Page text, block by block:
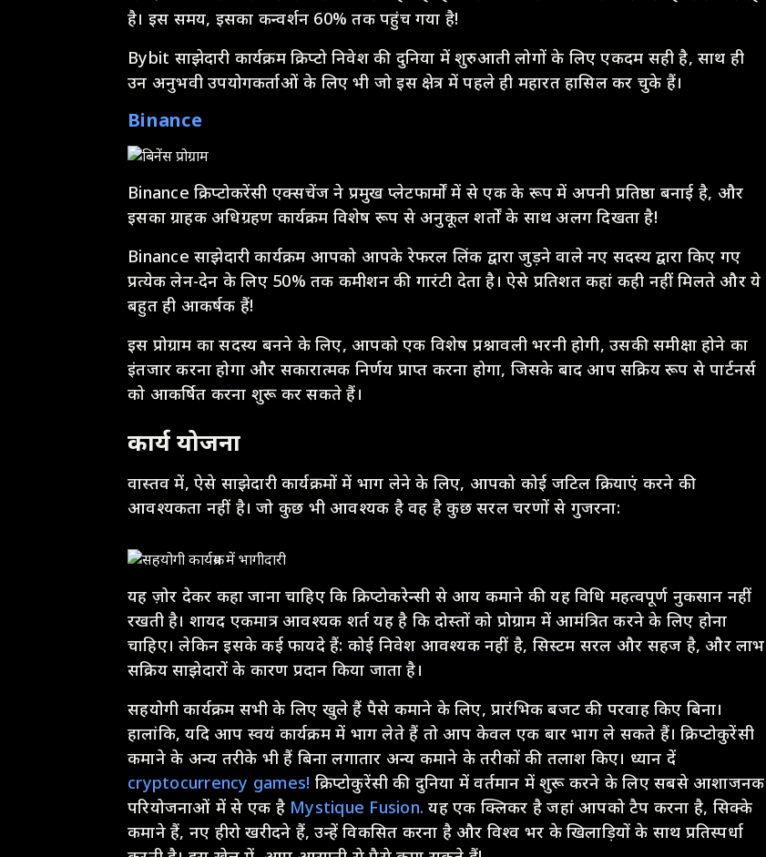
है। इस समय, इसका कन्वर्शन 60% तक पहुंच गया है!
Bybit साझेदारी कार्यक्रम क्रिप्टो निवेश की दुनिया में शुरुआती लोगों के लिए एकदम सही है, साथ ही
उन अनुभवी उपयोगकर्ताओं के लिए भी जो इस क्षेत्र में पहले ही महारत हासिल कर चुके हैं।
Binance
Binance क्रिप्टोकरेंसी एक्सचेंज ने प्रमुख प्लेटफार्मों में से एक के रूप में अपनी प्रतिष्ठा बनाई है, और
इसका ग्राहक अधिग्रहण कार्यक्रम विशेष रूप से अनुकूल शर्तों के साथ अलग दिखता है!
Binance साझेदारी कार्यक्रम आपको आपके रेफरल लिंक द्वारा जुड़ने वाले नए सदस्य द्वारा किए गए
प्रत्येक लेन-देन के लिए 50% तक कमीशन की गारंटी देता है। ऐसे प्रतिशत कहां कही नहीं मिलते और ये
बहुत ही आकर्षक हैं!
इस प्रोग्राम का सदस्य बनने के लिए, आपको एक विशेष प्रश्नावली भरनी होगी, उसकी समीक्षा होने का
इंतजार करना होगा और सकारात्मक निर्णय प्राप्त करना होगा, जिसके बाद आप सक्रिय रूप से पार्टनर्स
को आकर्षित करना शुरू कर सकते हैं।
कार्य योजना
वास्तव में, ऐसे साझेदारी कार्यक्रमों में भाग लेने के लिए, आपको कोई जटिल क्रियाएं करने की
आवश्यकता नहीं है। जो कुछ भी आवश्यक है वह है कुछ सरल चरणों से गुजरना:
यह ज़ोर देकर कहा जाना चाहिए कि क्रिप्टोकरेन्सी से आय कमाने की यह विधि महत्वपूर्ण नुकसान नहीं
रखती है। शायद एकमात्र आवश्यक शर्त यह है कि दोस्तों को प्रोग्राम में आमंत्रित करने के लिए होना
चाहिए। लेकिन इसके कई फायदे हैं: कोई निवेश आवश्यक नहीं है, सिस्टम सरल और सहज है, और लाभ
सक्रिय साझेदारों के कारण प्रदान किया जाता है।
सहयोगी कार्यक्रम सभी के लिए खुले हैं पैसे कमाने के लिए, प्रारंभिक बजट की परवाह किए बिना।
हालांकि, यदि आप स्वयं कार्यक्रम में भाग लेते हैं तो आप केवल एक बार भाग ले सकते हैं। क्रिप्टोकुरेंसी
कमाने के अन्य तरीके भी हैं बिना लगातार अन्य कमाने के तरीकों की तलाश किए। ध्यान दें
cryptocurrency games! क्रिप्टोकुरेंसी की दुनिया में वर्तमान में शुरू करने के लिए सबसे आशाजनक
परियोजनाओं में से एक है Mystique Fusion. यह एक क्लिकर है जहां आपको टैप करना है, सिक्के
कमाने हैं, नए हीरो खरीदने हैं, उन्हें विकसित करना है और विश्व भर के खिलाड़ियों के साथ प्रतिस्पर्धा